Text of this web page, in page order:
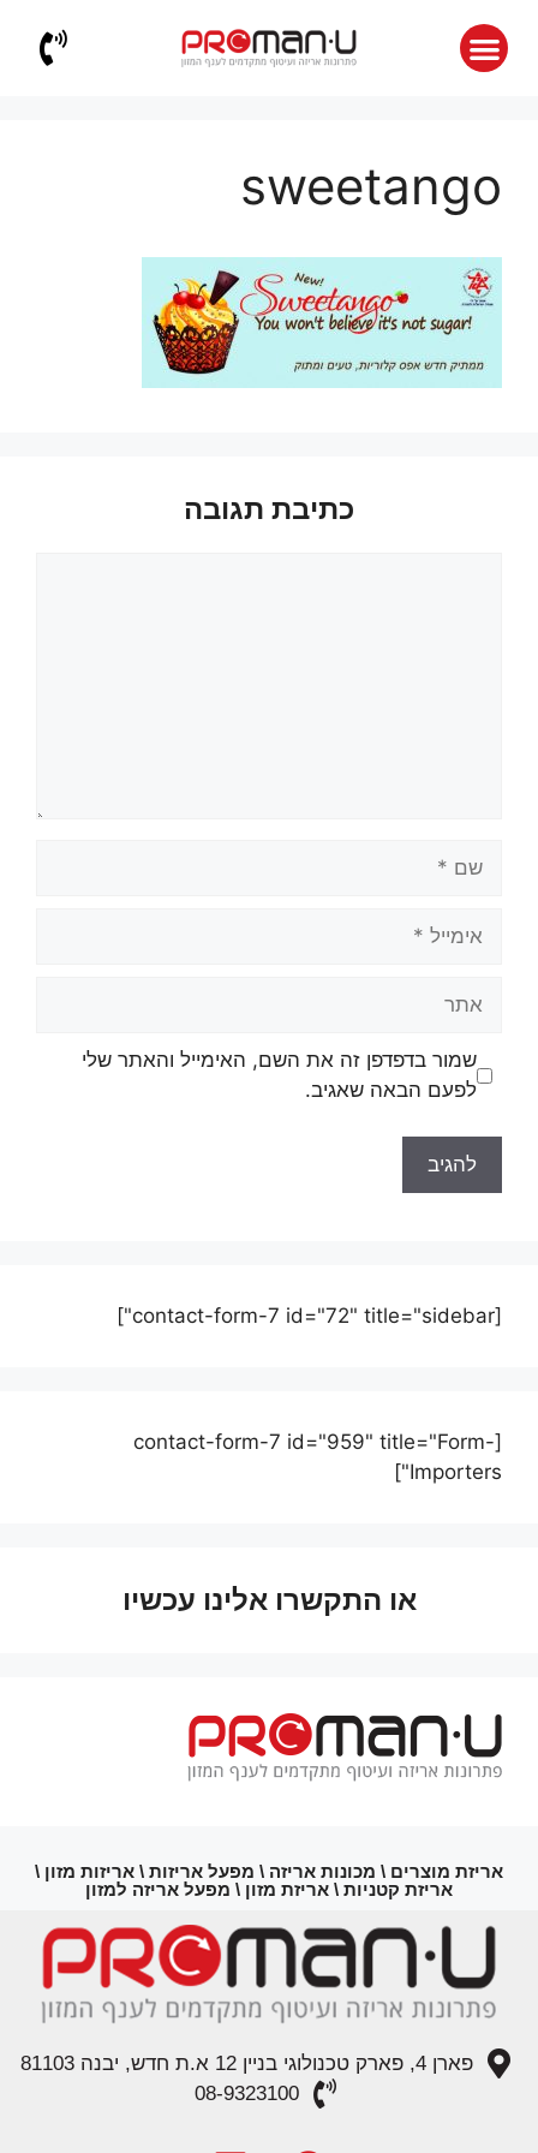
sweetango
כתיבת תגובה
שמור בדפדפן זה את השם, האימייל והאתר שלי
לפעם הבאה שאגיב.
[contact-form-7 id="72" title="sidebar"]
[contact-form-7 id="959" title="Form-
Importers"]
או התקשרו אלינו עכשיו
אריזת מוצרים \ מכונות אריזה \ מפעל אריזות \ אריזות מזון \
אריזת קטניות \ אריזת מזון \ מפעל אריזה למזון
פארן 4, פארק טכנולוגי בניין 12 א.ת חדש, יבנה 81103
08-9323100